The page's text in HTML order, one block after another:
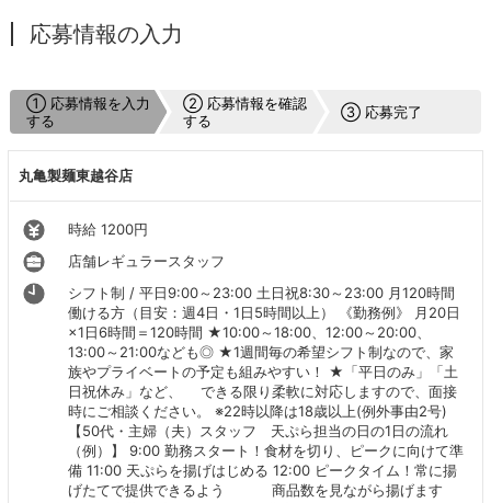
応募情報の入力
① 応募情報を入力
する
② 応募情報を確認
する
③ 応募完了
丸亀製麺東越谷店
時給 1200円
店舗レギュラースタッフ
シフト制 / 平日9:00～23:00 土日祝8:30～23:00 月120時間
働ける方（目安：週4日・1日5時間以上） 《勤務例》 月20日
×1日6時間＝120時間 ★10:00～18:00、12:00～20:00、
13:00～21:00なども◎ ★1週間毎の希望シフト制なので、家
族やプライベートの予定も組みやすい！ ★「平日のみ」「土
日祝休み」など、 できる限り柔軟に対応しますので、面接
時にご相談ください。 ※22時以降は18歳以上(例外事由2号)
【50代・主婦（夫）スタッフ 天ぷら担当の日の1日の流れ
（例）】 9:00 勤務スタート！食材を切り、ピークに向けて準
備 11:00 天ぷらを揚げはじめる 12:00 ピークタイム！常に揚
げたてで提供できるよう 商品数を見ながら揚げます